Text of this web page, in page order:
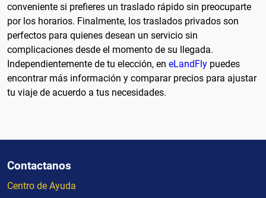
conveniente si prefieres un traslado rápido sin preocuparte
por los horarios. Finalmente, los traslados privados son
perfectos para quienes desean un servicio sin
complicaciones desde el momento de su llegada.
Independientemente de tu elección, en eLandFly puedes
encontrar más información y comparar precios para ajustar
tu viaje de acuerdo a tus necesidades.
Contactanos
Centro de Ayuda